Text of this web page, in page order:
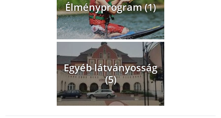
Élményprogram (1)
Egyéb látványosság
(5)